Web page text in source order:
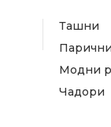
Ташни
Модни
Чадори